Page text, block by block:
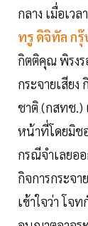
กลาง เมื่อเว
ทรู ดิจิทัล กรุ๊
กิตติคุณ พิรงร
กระจายเสีย
ชาติ (กสทช.)
หน้าที่โดยมิช
กรณีจำเลยอ
กิจการกระจ
เข้าใจว่า โจ